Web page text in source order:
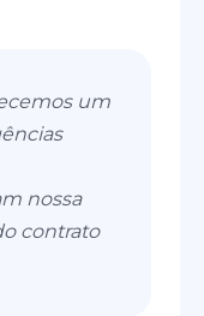
um
nossa
contrato